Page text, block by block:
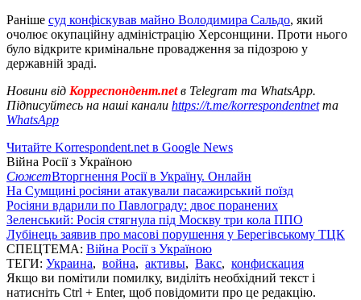
Раніше суд конфіскував майно Володимира Сальдо, який
очолює окупаційну адміністрацію Херсонщини. Проти нього
було відкрите кримінальне провадження за підозрою у
державній зраді.
Новини від Корреспондент.netв Telegram та WhatsApp.
Підписуйтесь на наші канали https://t.me/korrespondentnetта
WhatsApp
Читайте Korrespondent.net в Google News
Війна Росії з Україною
СюжетВторгнення Росії в Україну. Онлайн
На Сумщині росіяни атакували пасажирський поїзд
Росіяни вдарили по Павлограду: двоє поранених
Зеленський: Росія стягнула під Москву три кола ППО
Лубінець заявив про масові порушення у Берегівському ТЦК
СПЕЦТЕМА: Війна Росії з Україною
ТЕГИ: Украина, война, активы, Вакс, конфискация
Якщо ви помітили помилку, виділіть необхідний текст і
натисніть Ctrl + Enter, щоб повідомити про це редакцію.